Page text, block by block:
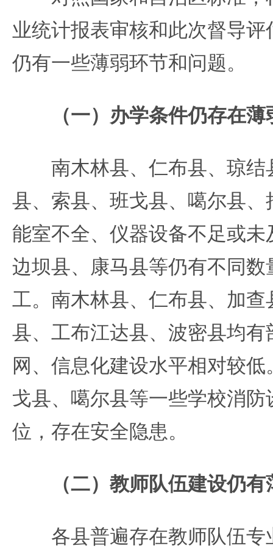
业统计报表审核和此次督导
仍有一些薄弱环节和问题。
（一）办学条件仍存在薄
南木林县、仁布县、琼结
县、索县、班戈县、噶尔县
能室不全、仪器设备不足或
边坝县、康马县等仍有不同
工。南木林县、仁布县、加
县、工布江达县、波密县均
网、信息化建设水平相对较
戈县、噶尔县等一些学校消
位，存在安全隐患。
（二）教师队伍建设仍有
各县普遍存在教师队伍专